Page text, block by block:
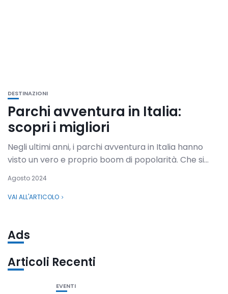
DESTINAZIONI
Parchi avventura in Italia:
scopri i migliori
Negli ultimi anni, i parchi avventura in Italia hanno
visto un vero e proprio boom di popolarità. Che si...
Agosto 2024
VAI ALL'ARTICOLO
Ads
Articoli Recenti
EVENTI